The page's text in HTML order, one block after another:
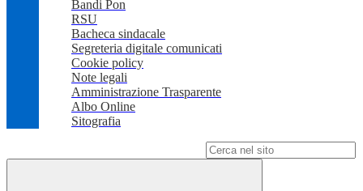
Bandi Pon
RSU
Bacheca sindacale
Segreteria digitale comunicati
Cookie policy
Note legali
Amministrazione Trasparente
Albo Online
Sitografia